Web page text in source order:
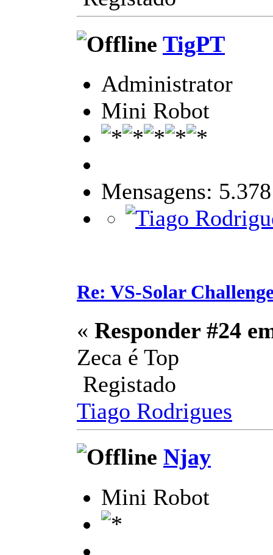
TigPT
Administrator
Mini Robot
Mensagens: 5.378
Re: VS-Solar
« Responder #24
Zeca é Top
Registado
Tiago Rodrigues
Njay
Mini Robot